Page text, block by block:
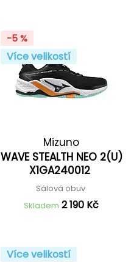
-5 %
Více velikostí
Mizuno
WAVE STEALTH NEO 2(U)
X1GA240012
Sálová obuv
Skladem 2 190 Kč
Více velikostí